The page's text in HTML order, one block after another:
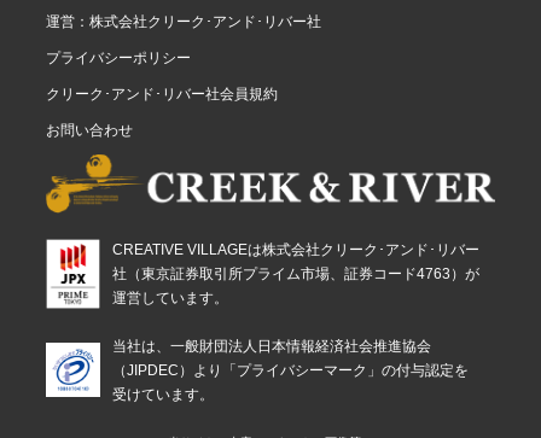
運営：株式会社クリーク･アンド･リバー社
プライバシーポリシー
クリーク･アンド･リバー社会員規約
お問い合わせ
CREATIVE VILLAGEは株式会社クリーク･アンド･リバー
社（東京証券取引所プライム市場、証券コード4763）が
運営しています。
当社は、一般財団法人日本情報経済社会推進協会
（JIPDEC）より「プライバシーマーク」の付与認定を
受けています。